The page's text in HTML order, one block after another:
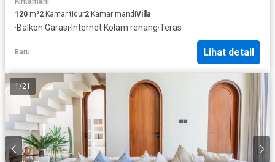
120 m²2 Kamar tidur2 Kamar mandiVilla
·Balkon·Garasi·Internet·Kolam renang·Teras
Baru Lihat detail
1 /21